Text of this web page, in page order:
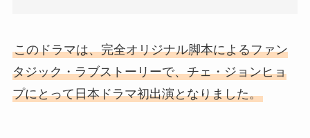
このドラマは、完全オリジナル脚本によるファン
タジック・ラブストーリーで、チェ・ジョンヒョ
プにとって日本ドラマ初出演となりました。